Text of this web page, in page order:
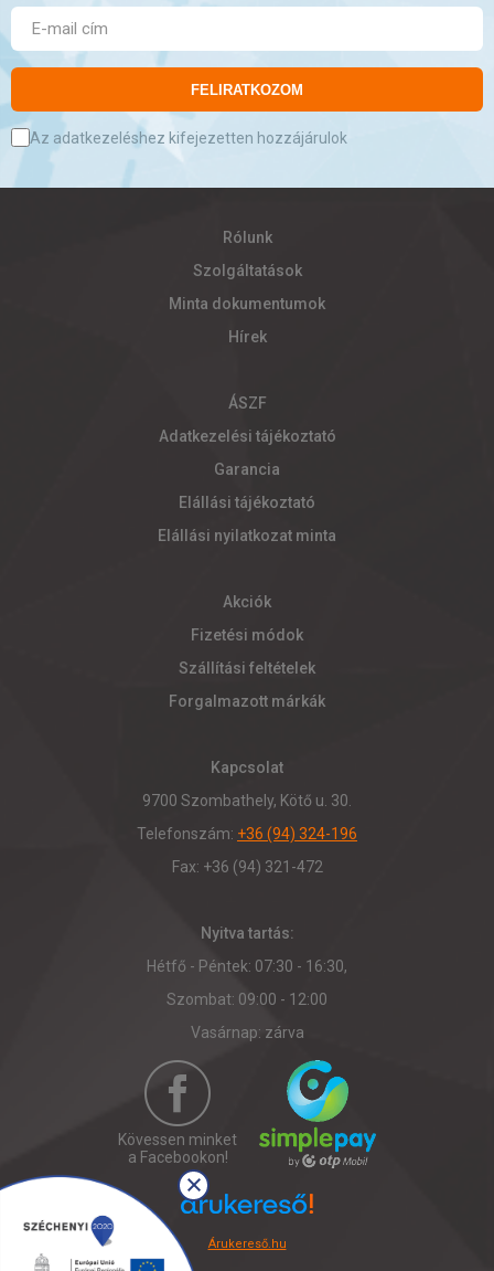
FELIRATKOZOM
Az adatkezeléshez kifejezetten hozzájárulok
Rólunk
Szolgáltatások
Minta dokumentumok
Hírek
ÁSZF
Adatkezelési tájékoztató
Garancia
Elállási tájékoztató
Elállási nyilatkozat minta
Akciók
Fizetési módok
Szállítási feltételek
Forgalmazott márkák
Kapcsolat
9700 Szombathely, Kötő u. 30.
Telefonszám: +36 (94) 324-196
Fax: +36 (94) 321-472
Nyitva tartás:
Hétfő - Péntek: 07:30 - 16:30,
Szombat: 09:00 - 12:00
Vasárnap: zárva
Kövessen minket
a Facebookon!
Árukereső.hu